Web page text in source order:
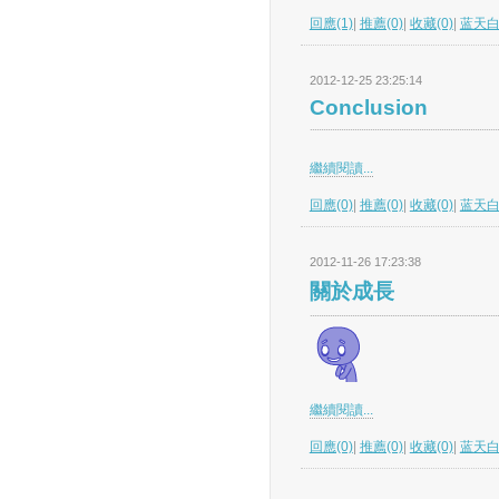
回應(1)| 推薦(0)| 收藏(0)| 蓝天
2012-12-25 23:25:14
Conclusion
繼續閱讀...
回應(0)| 推薦(0)| 收藏(0)| 蓝天
2012-11-26 17:23:38
關於成長
繼續閱讀...
回應(0)| 推薦(0)| 收藏(0)| 蓝天